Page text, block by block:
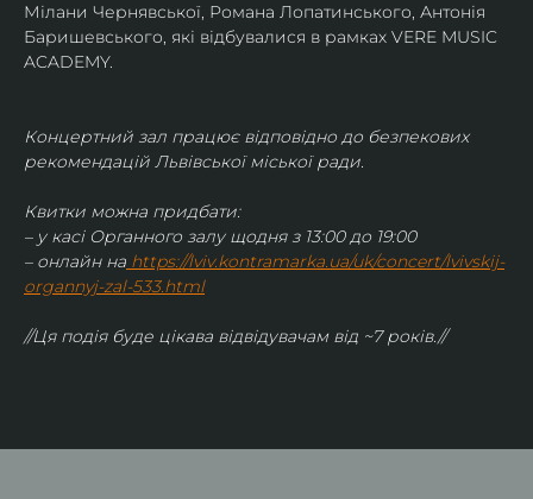
Мілани Чернявської, Романа Лопатинського, Антонія
Баришевського, які відбувалися в рамках VERE MUSIC
ACADEMY.
Концертний зал працює відповідно до безпекових
рекомендацій Львівської міської ради.
Квитки можна придбати:
– у касі Органного залу щодня з 13:00 до 19:00
– онлайн на https://lviv.kontramarka.ua/uk/concert/lvivskij-
organnyj-zal-533.html
//Ця подія буде цікава відвідувачам від ~7 років.//